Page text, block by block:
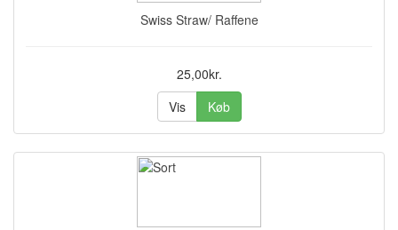
Swiss Straw/ Raffene
25,00kr.
Vis
Køb